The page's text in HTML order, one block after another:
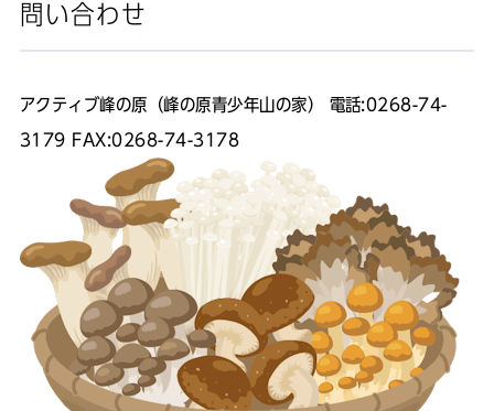
問い合わせ
アクティブ峰の原（峰の原青少年山の家） 電話:0268-74-
3179 FAX:0268-74-3178